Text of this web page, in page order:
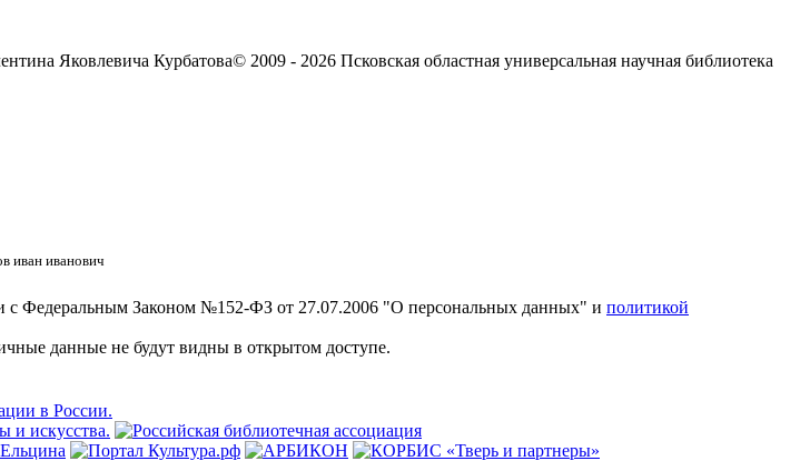
Яковлевича Курбатова© 2009 - 2026 Псковская областная универсальная научная библиотека
иван иванович
с Федеральным Законом №152-ФЗ от 27.07.2006 "О персональных данных" и политикой
данные не будут видны в открытом доступе.